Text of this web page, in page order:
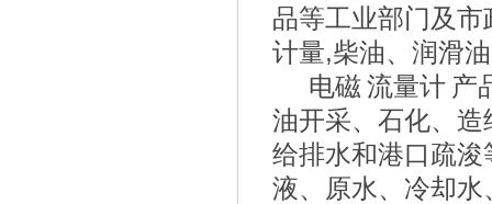
品等工业部门及
计量,柴油、润滑
电磁 流量计 产
油开采、石化、
给排水和港口疏
液、原水、冷却水